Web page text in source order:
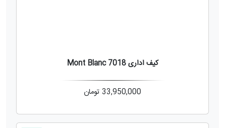
کیف اداری Mont Blanc 7018
33,950,000 تومان